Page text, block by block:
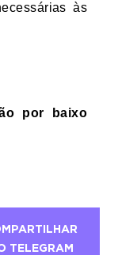
às
por baixo
TELEGRAM